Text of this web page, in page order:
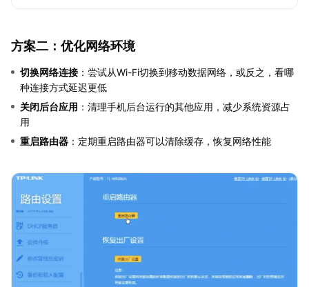
方案二：优化网络环境
切换网络连接 ：尝试从Wi-Fi切换到移动数据网络，或反之，看哪
种连接方式延迟更低
关闭后台应用 ：清理手机后台运行的其他应用，减少系统资源占
用
重启路由器 ：定期重启路由器可以清除缓存，恢复网络性能